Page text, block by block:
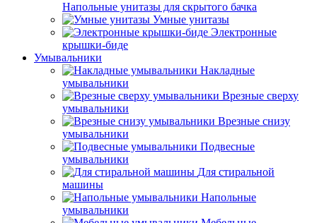
Напольные унитазы для скрытого бачка
Умные унитазы
Электронные
крышки-биде
Умывальники
Накладные
умывальники
Врезные сверху
умывальники
Врезные снизу
умывальники
Подвесные
умывальники
Для стиральной
машины
Напольные
умывальники